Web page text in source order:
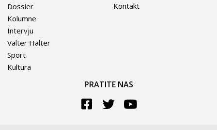
Dossier
Kolumne
Intervju
Valter Halter
Sport
Kultura
Kontakt
PRATITE NAS